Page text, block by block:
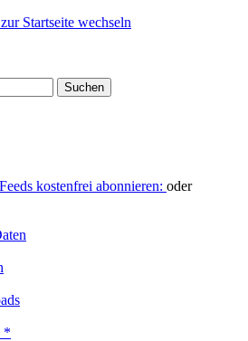
Suchen
kostenfrei abonnieren: oder
*